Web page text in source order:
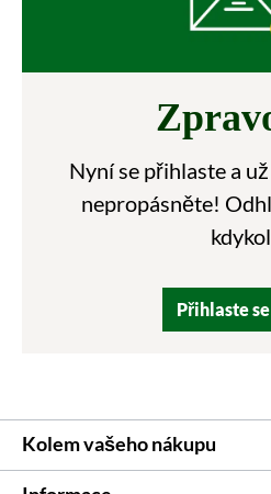
Nyní se přihlaste a
nepropásněte!
Přihlaste
Kolem vašeho nákupu